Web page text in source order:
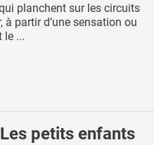
planchent sur les circuits
partir d’une sensation ou
le ...
petits enfants